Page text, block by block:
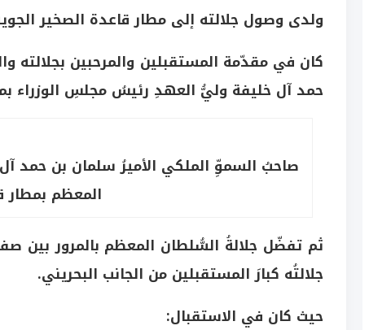
ولدى وصول جلالته إلى مطار قاعدة الصخير
كان في مقدّمة المستقبلين والمرحبين بجلالته
حمد آل خليفة وليُّ العهدِ رئيسُ مجلسِ الوزراء
صاحبُ السموِّ الملكي الأميرُ سلمان بن حمد
المعظم بمطار
ثم تفضّل جلالةُ السُّلطان المعظم بالمرور
جلالتُه كبارَ المستقبلين من الجانب البحريني.
حيث كان في الاستقبال: